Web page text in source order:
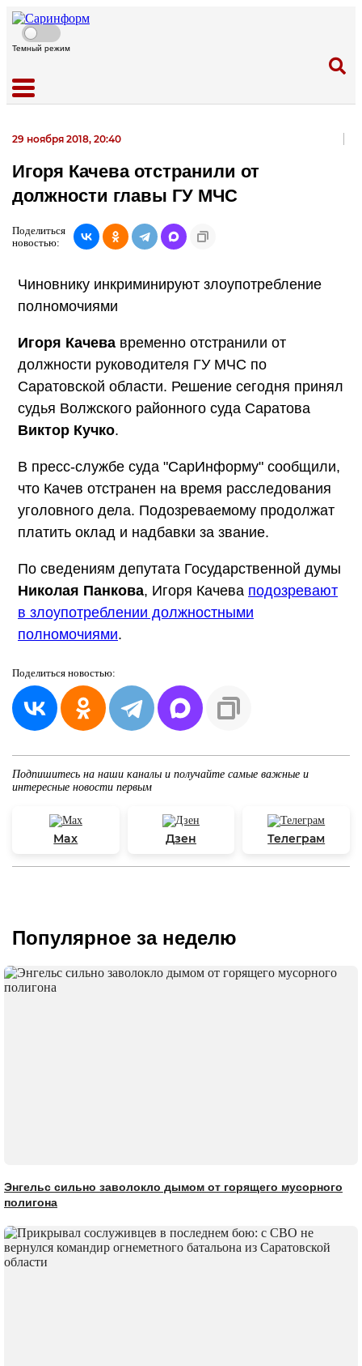
Темный режим
29 ноября 2018, 20:40
Игоря Качева отстранили от
должности главы ГУ МЧС
Поделиться
новостью:
Чиновнику инкриминируют злоупотребление
полномочиями
Игоря Качева временно отстранили от
должности руководителя ГУ МЧС по
Саратовской области. Решение сегодня принял
судья Волжского районного суда Саратова
Виктор Кучко.
В пресс-службе суда "СарИнформу" сообщили,
что Качев отстранен на время расследования
уголовного дела. Подозреваемому продолжат
платить оклад и надбавки за звание.
По сведениям депутата Государственной думы
Николая Панкова, Игоря Качева подозревают
в злоупотреблении должностными
полномочиями.
Поделиться новостью:
Подпишитесь на наши каналы и получайте самые важные и
интересные новости первым
Max Дзен Телеграм
Популярное за неделю
Энгельс сильно заволокло дымом от горящего мусорного
полигона